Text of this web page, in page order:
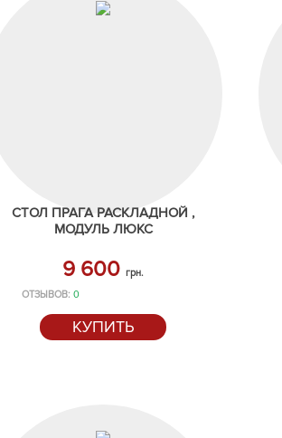
СТОЛ ПРАГА РАСКЛАДНОЙ ,
МОДУЛЬ ЛЮКС
9 600 грн.
ОТЗЫВОВ: 0
КУПИТЬ